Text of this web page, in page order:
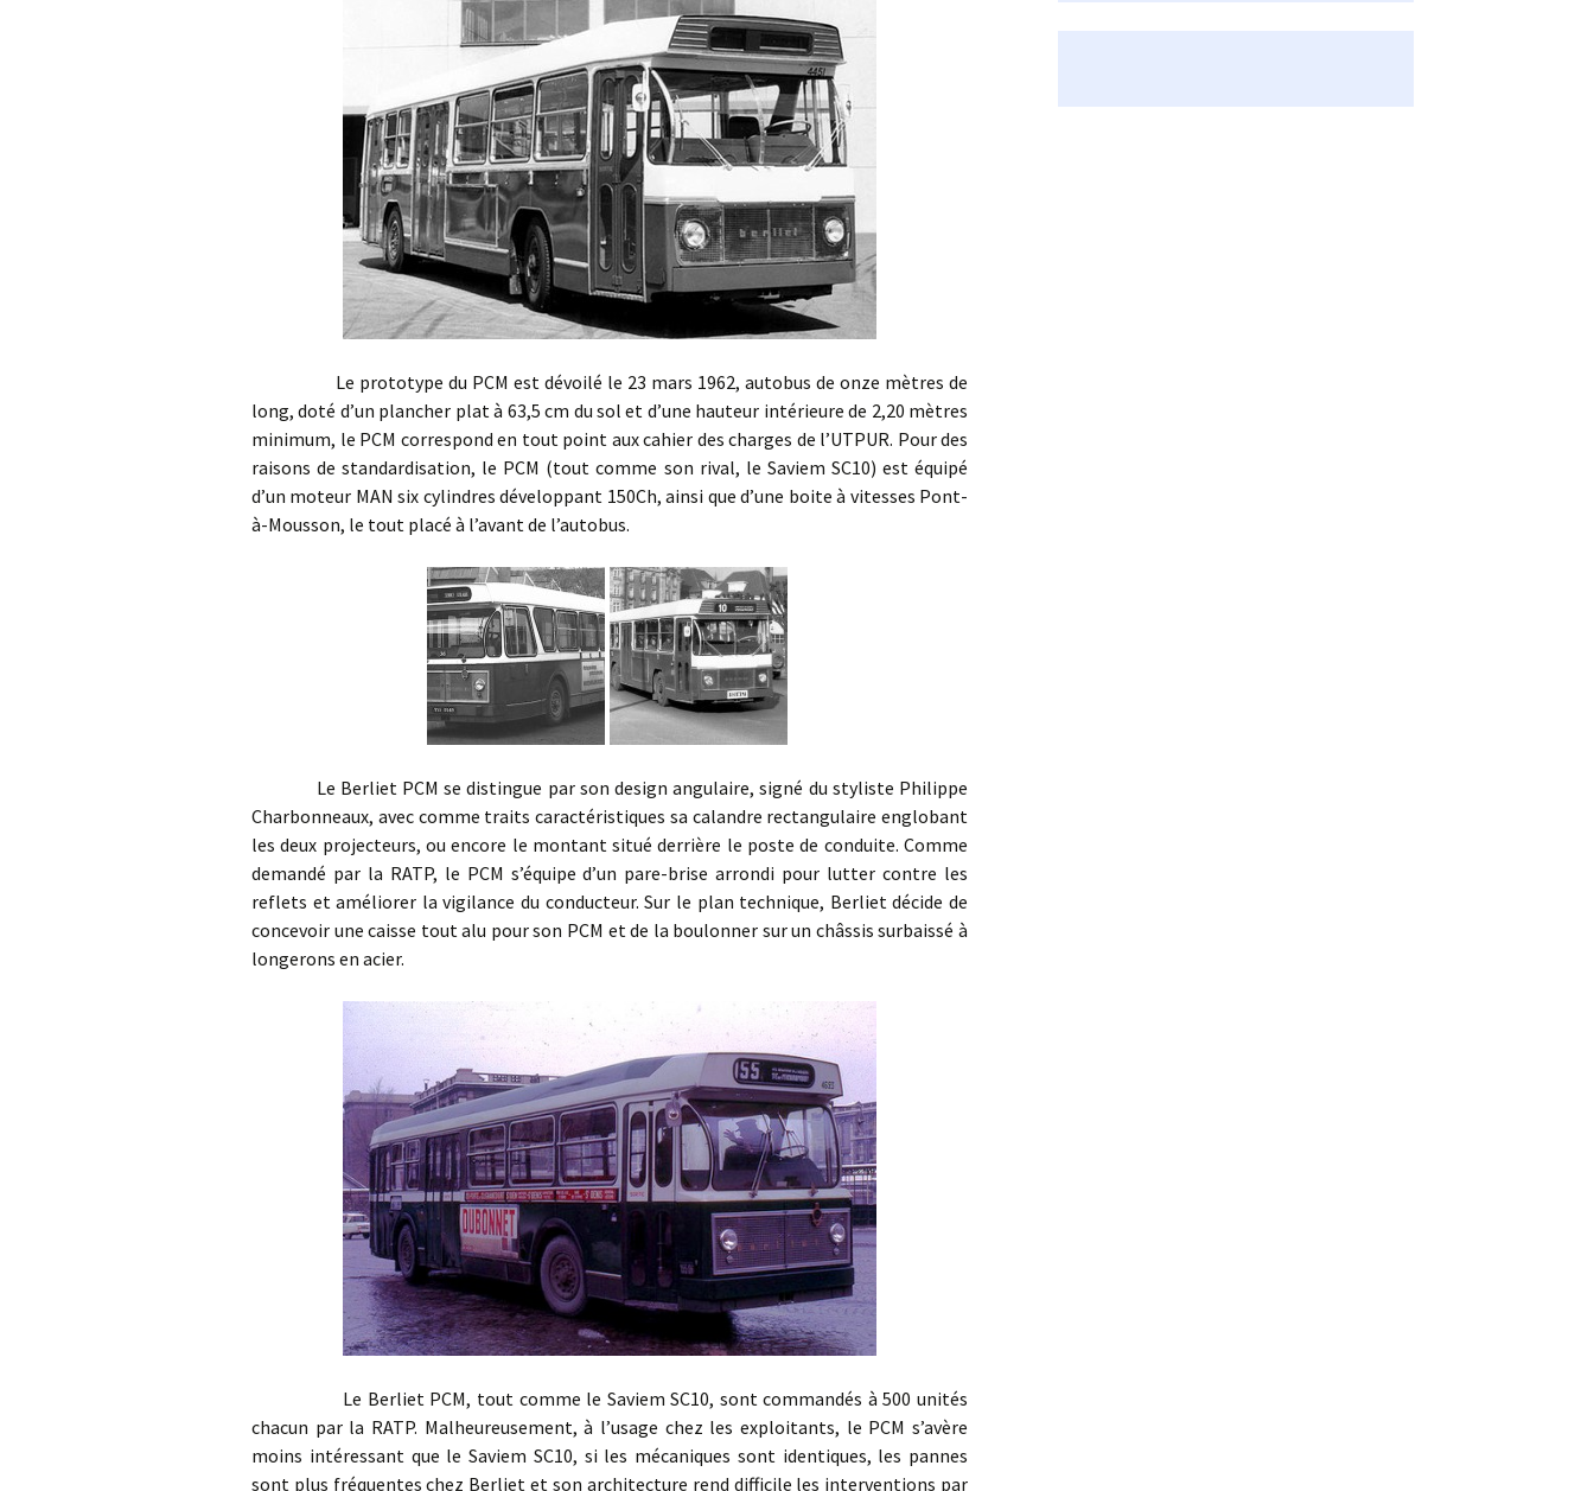
Le prototype du PCM est dévoilé le 23 mars 1962, autobus de onze mètres de
long, doté d’un plancher plat à 63,5 cm du sol et d’une hauteur intérieure de 2,20 mètres
minimum, le PCM correspond en tout point aux cahier des charges de l’UTPUR. Pour des
raisons de standardisation, le PCM (tout comme son rival, le Saviem SC10) est équipé
d’un moteur MAN six cylindres développant 150Ch, ainsi que d’une boite à vitesses Pont-
à-Mousson, le tout placé à l’avant de l’autobus.
Le Berliet PCM se distingue par son design angulaire, signé du styliste Philippe
Charbonneaux, avec comme traits caractéristiques sa calandre rectangulaire englobant
les deux projecteurs, ou encore le montant situé derrière le poste de conduite. Comme
demandé par la RATP, le PCM s’équipe d’un pare-brise arrondi pour lutter contre les
reflets et améliorer la vigilance du conducteur. Sur le plan technique, Berliet décide de
concevoir une caisse tout alu pour son PCM et de la boulonner sur un châssis surbaissé à
longerons en acier.
Le Berliet PCM, tout comme le Saviem SC10, sont commandés à 500 unités
chacun par la RATP. Malheureusement, à l’usage chez les exploitants, le PCM s’avère
moins intéressant que le Saviem SC10, si les mécaniques sont identiques, les pannes
sont plus fréquentes chez Berliet et son architecture rend difficile les interventions par